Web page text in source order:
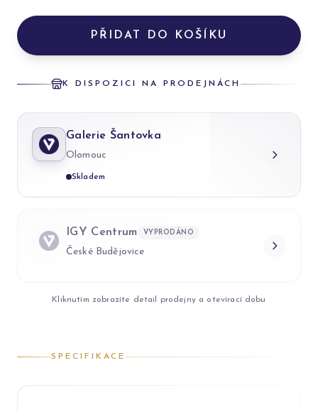
PŘIDAT DO KOŠÍKU
K DISPOZICI NA PRODEJNÁCH
Galerie Šantovka
Olomouc
Skladem
IGY Centrum VYPRODÁNO
České Budějovice
Kliknutím zobrazíte detail prodejny a otevírací dobu
SPECIFIKACE